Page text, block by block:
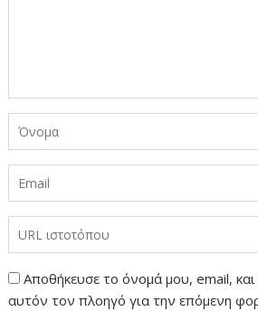
Αποθήκευσε το όνομά μου, email,
αυτόν τον πλοηγό για την επόμενη